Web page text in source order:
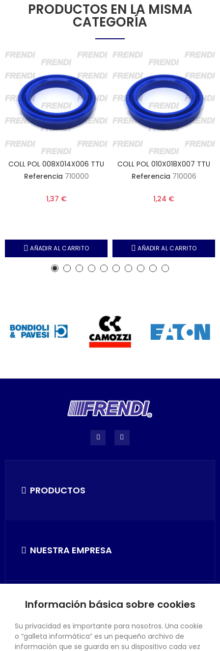
PRODUCTOS EN LA MISMA
CATEGORÍA
COLL POL 008X014X006 TTU
Referencia 710000
1,37 €
AÑADIR AL CARRITO
COLL POL 010X018X007 TTU
Referencia 710006
1,24 €
AÑADIR AL CARRITO
PRODUCTOS
NUESTRA EMPRESA
SU CUENTA
Información básica sobre cookies
Su privacidad es importante para nosotros. Una cookie
o “galleta informática” es un pequeño archivo de
información que se guarda en su dispositivo cada vez